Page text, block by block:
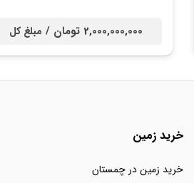
2,000,000,000 تومان / مبلغ کل
خرید زمین
خرید زمین در چمستان